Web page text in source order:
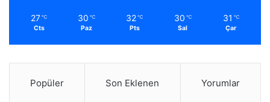
27 ℃
Cts
30 ℃
Paz
32 ℃
Pts
30 ℃
Sal
31 ℃
Çar
Popüler Son Eklenen Yorumlar